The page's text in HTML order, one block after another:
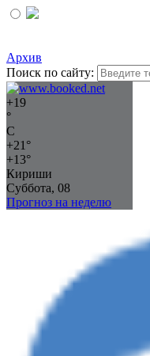
Архив
Поиск по сайту:
+19
°
C
+21°
+13°
Кириши
Суббота, 08
Прогноз на неделю